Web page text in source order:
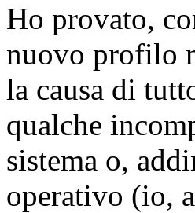
Ho provato,
nuovo profilo
la causa di
qualche
sistema o,
operativo (io,